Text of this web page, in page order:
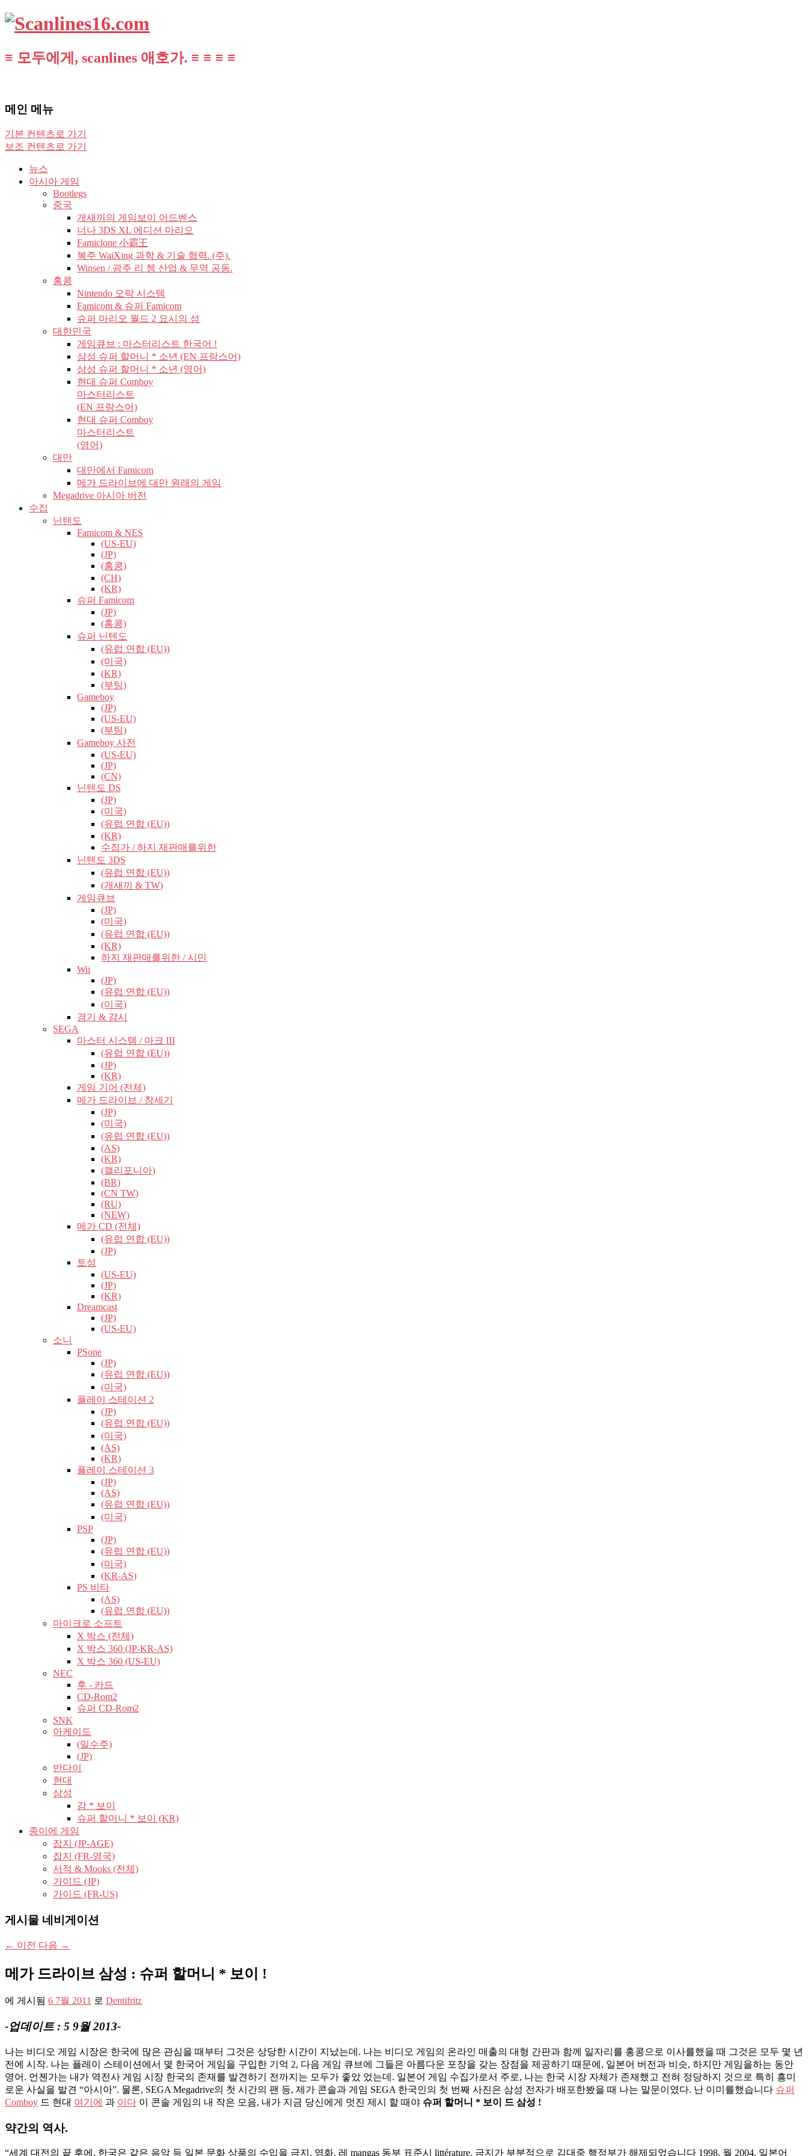
≡ 모두에게, scanlines 애호가. ≡ ≡ ≡ ≡
메인 메뉴
기본 컨텐츠로 가기
보조 컨텐츠로 가기
뉴스
아시아 게임
Bootlegs
중국
개새끼의 게임보이 어드벤스
너나 3DS XL 에디션 마리오
Famiclone 小霸王
복주 WaiXing 과학 & 기술 협력. (주).
Winsen / 광주 리 쳉 산업 & 무역 공동.
홍콩
Nintendo 오락 시스템
Famicom & 슈퍼 Famicom
슈퍼 마리오 월드 2 요시의 섬
대한민국
게임큐브 : 마스터리스트 한국어 !
삼성 슈퍼 할머니 * 소년 (EN 프랑스어)
삼성 슈퍼 할머니 * 소년 (영어)
현대 슈퍼 Comboy
마스터리스트
(EN 프랑스어)
현대 슈퍼 Comboy
마스터리스트
(영어)
대만
대만에서 Famicom
메가 드라이브에 대만 원래의 게임
Megadrive 아시아 버전
수집
닌텐도
Famicom & NES
(US-EU)
(JP)
(홍콩)
(CH)
(KR)
슈퍼 Famicom
(JP)
(홍콩)
슈퍼 닌텐도
(유럽​​ 연합 (EU))
(미국)
(KR)
(부팅)
Gameboy
(JP)
(US-EU)
(부팅)
Gameboy 사전
(US-EU)
(JP)
(CN)
닌텐도 DS
(JP)
(미국)
(유럽​​ 연합 (EU))
(KR)
수집가 / 하지 재판매를위한
닌텐도 3DS
(유럽​​ 연합 (EU))
(개새끼 & TW)
게임큐브
(JP)
(미국)
(유럽​​ 연합 (EU))
(KR)
하지 재판매를위한 / 시민
Wii
(JP)
(유럽​​ 연합 (EU))
(미국)
경기 & 감시
SEGA
마스터 시스템 / 마크 III
(유럽​​ 연합 (EU))
(JP)
(KR)
게임 기어 (전체)
메가 드라이브 / 창세기
(JP)
(미국)
(유럽​​ 연합 (EU))
(AS)
(KR)
(캘리포니아)
(BR)
(CN TW)
(RU)
(NEW)
메가 CD (전체)
(유럽​​ 연합 (EU))
(JP)
토성
(US-EU)
(JP)
(KR)
Dreamcast
(JP)
(US-EU)
소니
PSone
(JP)
(유럽​​ 연합 (EU))
(미국)
플레이 스테이션 2
(JP)
(유럽​​ 연합 (EU))
(미국)
(AS)
(KR)
플레이 스테이션 3
(JP)
(AS)
(유럽​​ 연합 (EU))
(미국)
PSP
(JP)
(유럽​​ 연합 (EU))
(미국)
(KR-AS)
PS 비타
(AS)
(유럽​​ 연합 (EU))
마이크로 소프트
X 박스 (전체)
X 박스 360 (JP-KR-AS)
X 박스 360 (US-EU)
NEC
후 - 카드
CD-Rom2
슈퍼 CD-Rom2
SNK
아케이드
(밀수주)
(JP)
반다이
현대
삼성
감 * 보이
슈퍼 할머니 * 보이 (KR)
종이에 게임
잡지 (JP-AGE)
잡지 (FR-영국)
서적 & Mooks (전체)
가이드 (JP)
가이드 (FR-US)
게시물 네비게이션
← 이전 다음 →
메가 드라이브 삼성 : 슈퍼 할머니 * 보이 !
에 게시됨 6 7월 2011 로 Dentifritz
-업데이트 : 5 9월 2013-
나는 비디오 게임 시장은 한국에 많은 관심을 때부터 그것은 상당한 시간이 지났는데. 나는 비디오 게임의 온라인 매출의 대형 간판과 함께 일자리를 홍콩으로 이사를했을 때 그것은 모두 몇 년
전에 시작. 나는 플레이 스테이션에서 몇 한국어 게임을 구입한 기억 2, 다음 게임 큐브에 그들은 아름다운 포장을 갖는 장점을 제공하기 때문에, 일본어 버전과 비슷, 하지만 게임을하는 동안
영어. 언젠가는 내가 역전사 게임 시장 한국의 존재를 발견하기 전까지는 모두가 좋았 었는데. 일본어 게임 수집가로서 주로, 나는 한국 시장 자체가 존재했고 전혀 정당하지 것으로 특히 흥미
로운 사실​​을 발견 “아시아”. 물론, SEGA Megadrive의 첫 시간의 팬 등, 제가 콘솔과 게임 SEGA 한국인의 첫 번째 사진은 삼성 전자가 배포한봤을 때 나는 말문이였다. 난 이미를했습니다 슈퍼
Comboy 드 현대 여기에 과 이다 이 콘솔 게임의 내 작은 모음, 내가 지금 당신에게 멋진 제시 할 때야 슈퍼 할머니 * 보이 드 삼성 !
약간의 역사.
“세계 대전의 끝 후에, 한국은 같은 음악 등 일본 문화 상품의 수입을 금지, 영화, 레 mangas 동부 표준시 littérature. 금지가 부분적으로 김대중 행정부가 해제되었습니다 1998. 월 2004, 일본어